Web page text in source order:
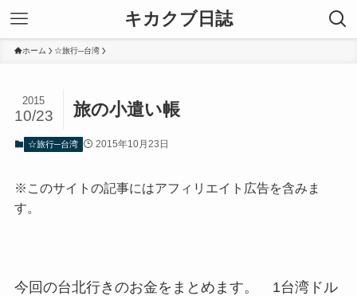
キカクブ日誌
ホーム ☆旅行─台湾
旅の小遣い帳
2015
10/23
☆旅行─台湾 2015年10月23日
※このサイトの記事にはアフィリエイト広告を含みま
す。
今回の台北行きのお金をまとめます。 1台湾ドル